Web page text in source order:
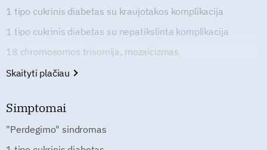
1 tipo cukrinis diabetas su kraujotakos komplikacija
1 tipo cukrinis diabetas su nepatikslinta komplikacija
18 chromosomos trisomija, mozaicizmas
Skaityti plačiau
Simptomai
"Perdegimo" sindromas